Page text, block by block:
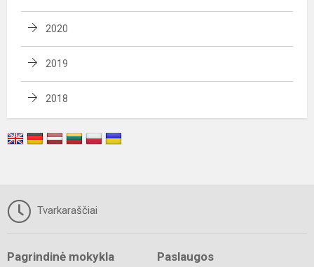
2020
2019
2018
Tvarkaraščiai
Pagrindinė mokykla Paslaugos